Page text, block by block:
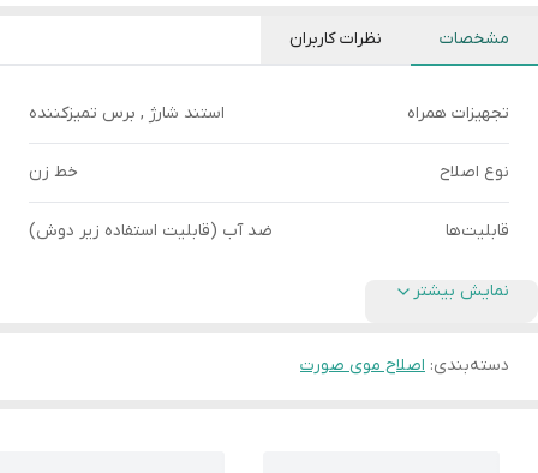
مشخصات نظرات کاربران
تجهیزات همراه استند شارژ , برس تمیزکننده
نوع اصلاح خط زن
قابلیت‌ها ضد آب (قابلیت استفاده زیر دوش)
نمایش بیشتر
دسته‌بندی: اصلاح موی صورت